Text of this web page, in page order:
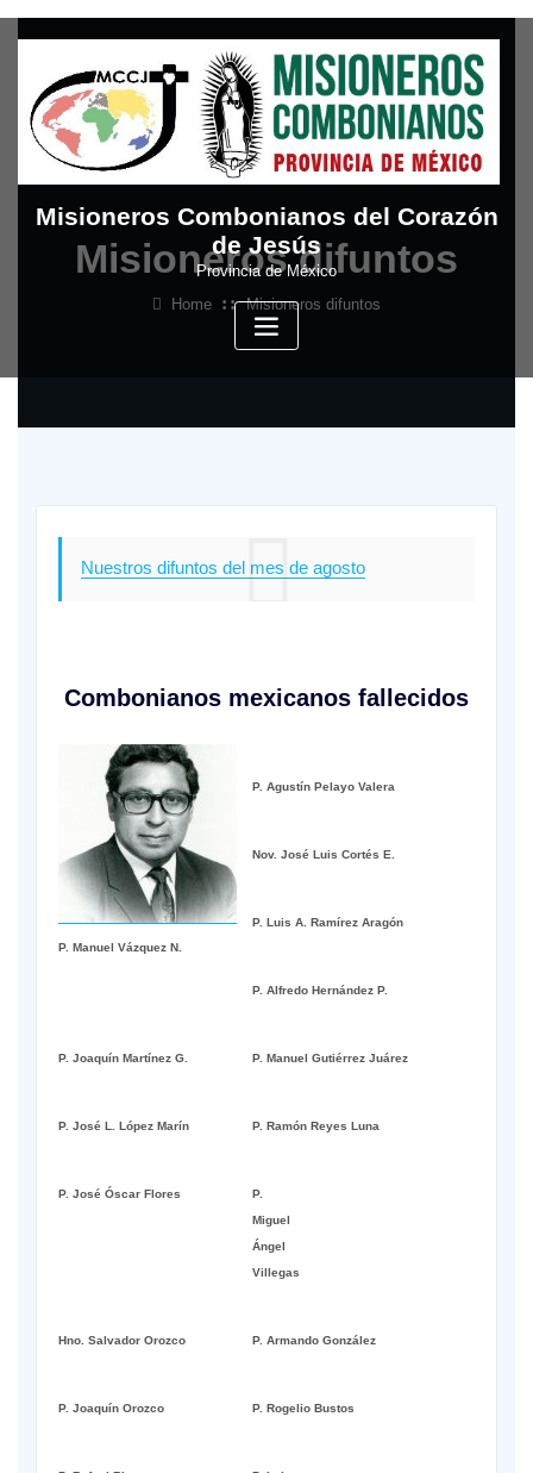
content
Misioneros Combonianos del Corazón
de Jesús
Provincia de México
Misioneros difuntos
Home Misioneros difuntos
Nuestros difuntos del mes de agosto
Combonianos mexicanos fallecidos
P. Manuel Vázquez N.
P. Agustín Pelayo Valera
Nov. José Luis Cortés E.
P. Luis A. Ramírez Aragón
P. Alfredo Hernández P.
P. Joaquín Martínez G. P. Manuel Gutiérrez Juárez
P. José L. López Marín P. Ramón Reyes Luna
P. José Óscar Flores
P.
Miguel
Ángel
Villegas
Hno. Salvador Orozco P. Armando González
P. Joaquín Orozco P. Rogelio Bustos